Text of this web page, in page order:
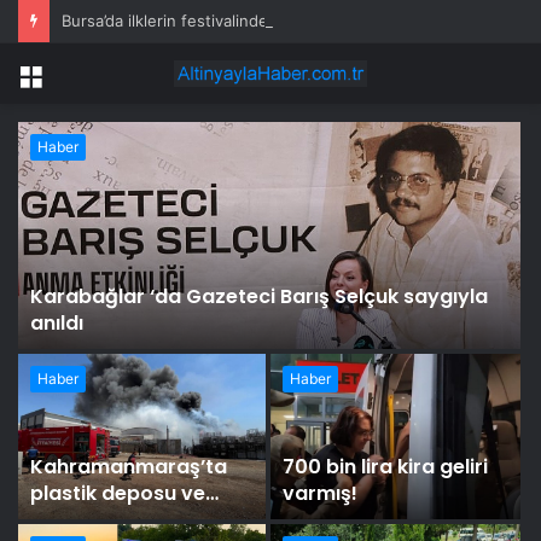
Bursa’da ilklerin festivalinde çocuklar da şen şakrak
Menü
Haber
Karabağlar ‘da Gazeteci Barış Selçuk saygıyla
anıldı
Haber
Kahramanmaraş’ta
plastik deposu ve
tekstil fabrikasında
Haber
700 bin lira kira geliri
varmış!